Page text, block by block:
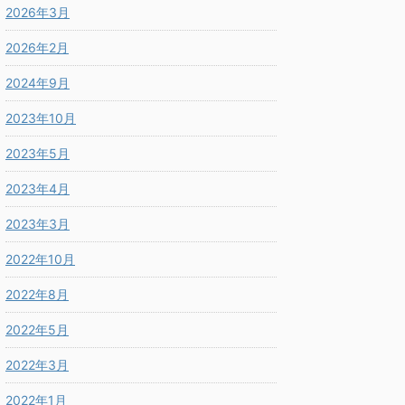
2026年3月
2026年2月
2024年9月
2023年10月
2023年5月
2023年4月
2023年3月
2022年10月
2022年8月
2022年5月
2022年3月
2022年1月